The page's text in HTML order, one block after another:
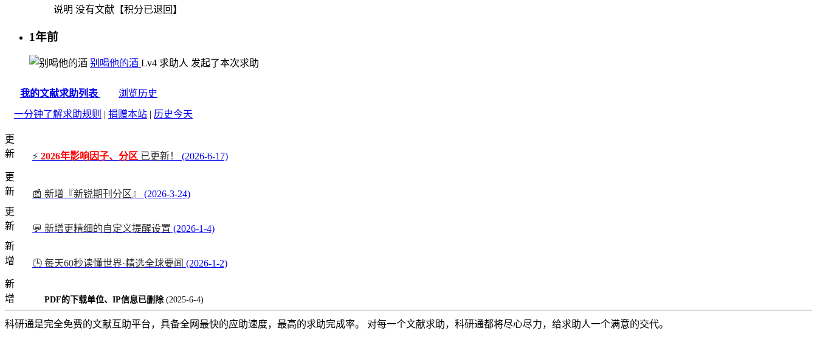
说明 没有文献【积分已退回】
1年前
别喝他的酒 Lv4 求助人 发起了本次求助
我的文献求助列表
浏览历史
一分钟了解求助规则
捐赠本站 历史今天
更
新
⚡ 2026年影响因子、分区 已更新！
(2026-6-17)
更
新
📰 新增『新锐期刊分区』
(2026-3-24)
更
新
💬 新增更精细的自定义提醒设置 (2026-1-4)
新
增
🕒 每天60秒读懂世界·精选全球要闻 (2026-1-2)
新
增
PDF的下载单位、IP信息已删除 (2025-6-4)
科研通是完全免费的文献互助平台，具备全网最快的应助速度，最高的求助完成率。 对每一个文献求助，科研通都将尽心尽力，给求助人一个满意的交代。